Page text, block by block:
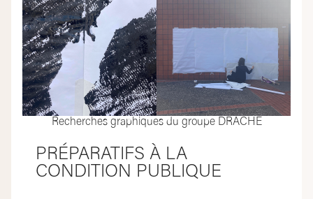
Recherches graphiques du groupe DRACHE
PRÉPARATIFS À LA
CONDITION PUBLIQUE